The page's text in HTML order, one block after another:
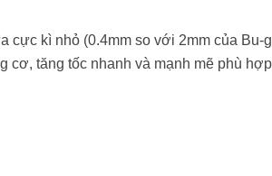
cực kì nhỏ (0.4mm so với 2mm của Bu-
cơ, tăng tốc nhanh và mạnh mẽ phù